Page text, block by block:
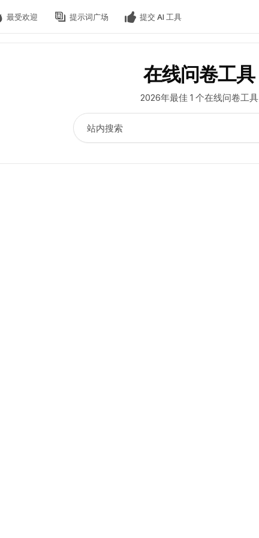
最受欢迎 提示词广场 提交 AI 工具
在线问卷工具
2026年最佳 1 个在线问卷工具